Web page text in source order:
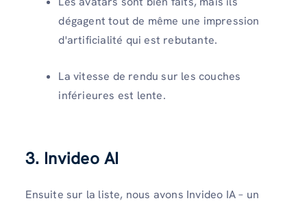
dégagent tout de même une impression
d'artificialité qui est rebutante.
La vitesse de rendu sur les couches
inférieures est lente.
3. Invideo AI
Ensuite sur la liste, nous avons Invideo IA – un